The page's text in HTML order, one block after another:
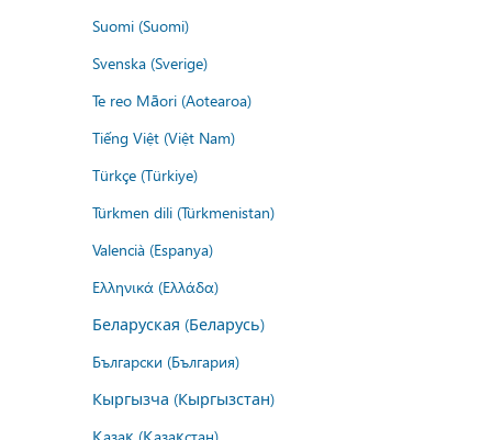
Suomi (Suomi)
Svenska (Sverige)
Te reo Māori (Aotearoa)
Tiếng Việt (Việt Nam)
Türkçe (Türkiye)
Türkmen dili (Türkmenistan)
Valencià (Espanya)
Ελληνικά (Ελλάδα)
Беларуская (Беларусь)
Български (България)
Кыргызча (Кыргызстан)
Қазақ (Қазақстан)